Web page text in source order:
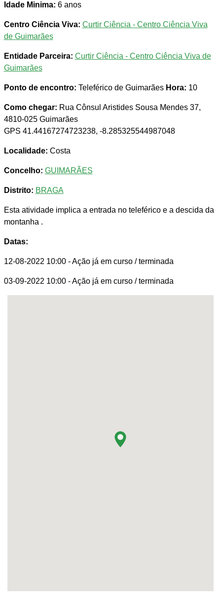
Idade Minima: 6 anos
Centro Ciência Viva: Curtir Ciência - Centro Ciência Viva
de Guimarães
Entidade Parceira: Curtir Ciência - Centro Ciência Viva de
Guimarães
Ponto de encontro: Teleférico de Guimarães Hora: 10
Como chegar: Rua Cônsul Aristides Sousa Mendes 37,
4810-025 Guimarães
GPS 41.44167274723238, -8.285325544987048
Localidade: Costa
Concelho: GUIMARÃES
Distrito: BRAGA
Esta atividade implica a entrada no teleférico e a descida da
montanha .
Datas:
12-08-2022 10:00 - Ação já em curso / terminada
03-09-2022 10:00 - Ação já em curso / terminada